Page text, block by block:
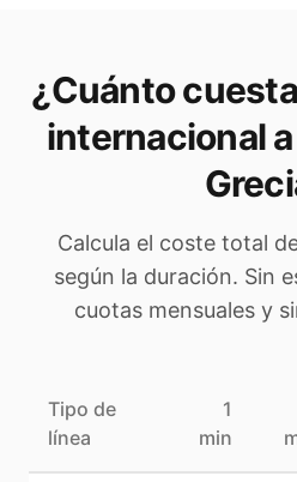
¿Cuánto
internacional a
Calcula el coste total
según la duración. Sin
cuotas mensuales y
Tipo de
línea
1
min